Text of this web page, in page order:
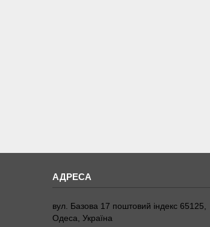
вул. Базова 17 поштовий індекс 65125,
Одеса, Україна